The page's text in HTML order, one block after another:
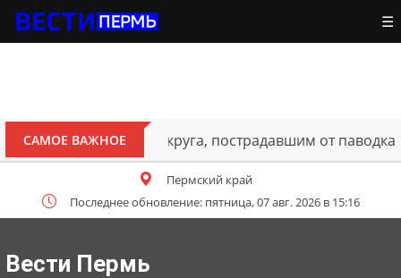
☰
САМОЕ ВАЖНОЕ
Октябрьского округа, пострадавшим от паводка
Пермский край
Последнее обновление: пятница, 07 авг. 2026 в 15:16
Вести Пермь